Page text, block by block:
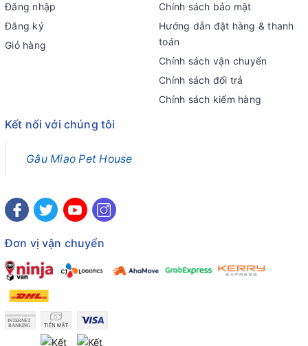
Đăng nhập
Đăng ký
Giỏ hàng
Chính sách bảo mật
Hướng dẫn đặt hàng & thanh
toán
Chính sách vận chuyển
Chính sách đổi trả
Chính sách kiểm hàng
Kết nối với chúng tôi
Gâu Miao Pet House
Đơn vị vận chuyển